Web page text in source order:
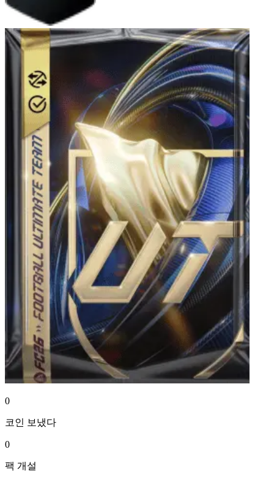
0
코인 보냈다
0
팩 개설